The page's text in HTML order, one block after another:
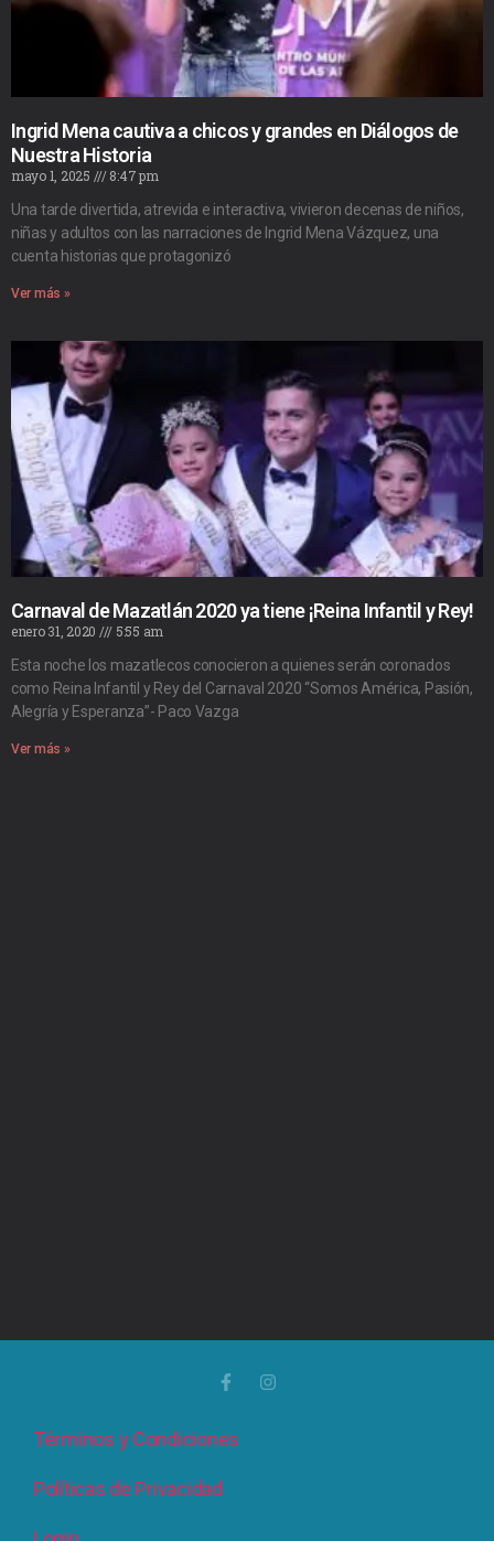
Ingrid Mena cautiva a chicos y grandes en Diálogos de
Nuestra Historia
mayo 1, 2025
8:47 pm
Una tarde divertida, atrevida e interactiva, vivieron decenas de niños,
niñas y adultos con las narraciones de Ingrid Mena Vázquez, una
cuenta historias que protagonizó
Ver más »
Carnaval de Mazatlán 2020 ya tiene ¡Reina Infantil y Rey!
enero 31, 2020
5:55 am
Esta noche los mazatlecos conocieron a quienes serán coronados
como Reina Infantil y Rey del Carnaval 2020 “Somos América, Pasión,
Alegría y Esperanza”- Paco Vazga
Ver más »
Términos y Condiciones
Políticas de Privacidad